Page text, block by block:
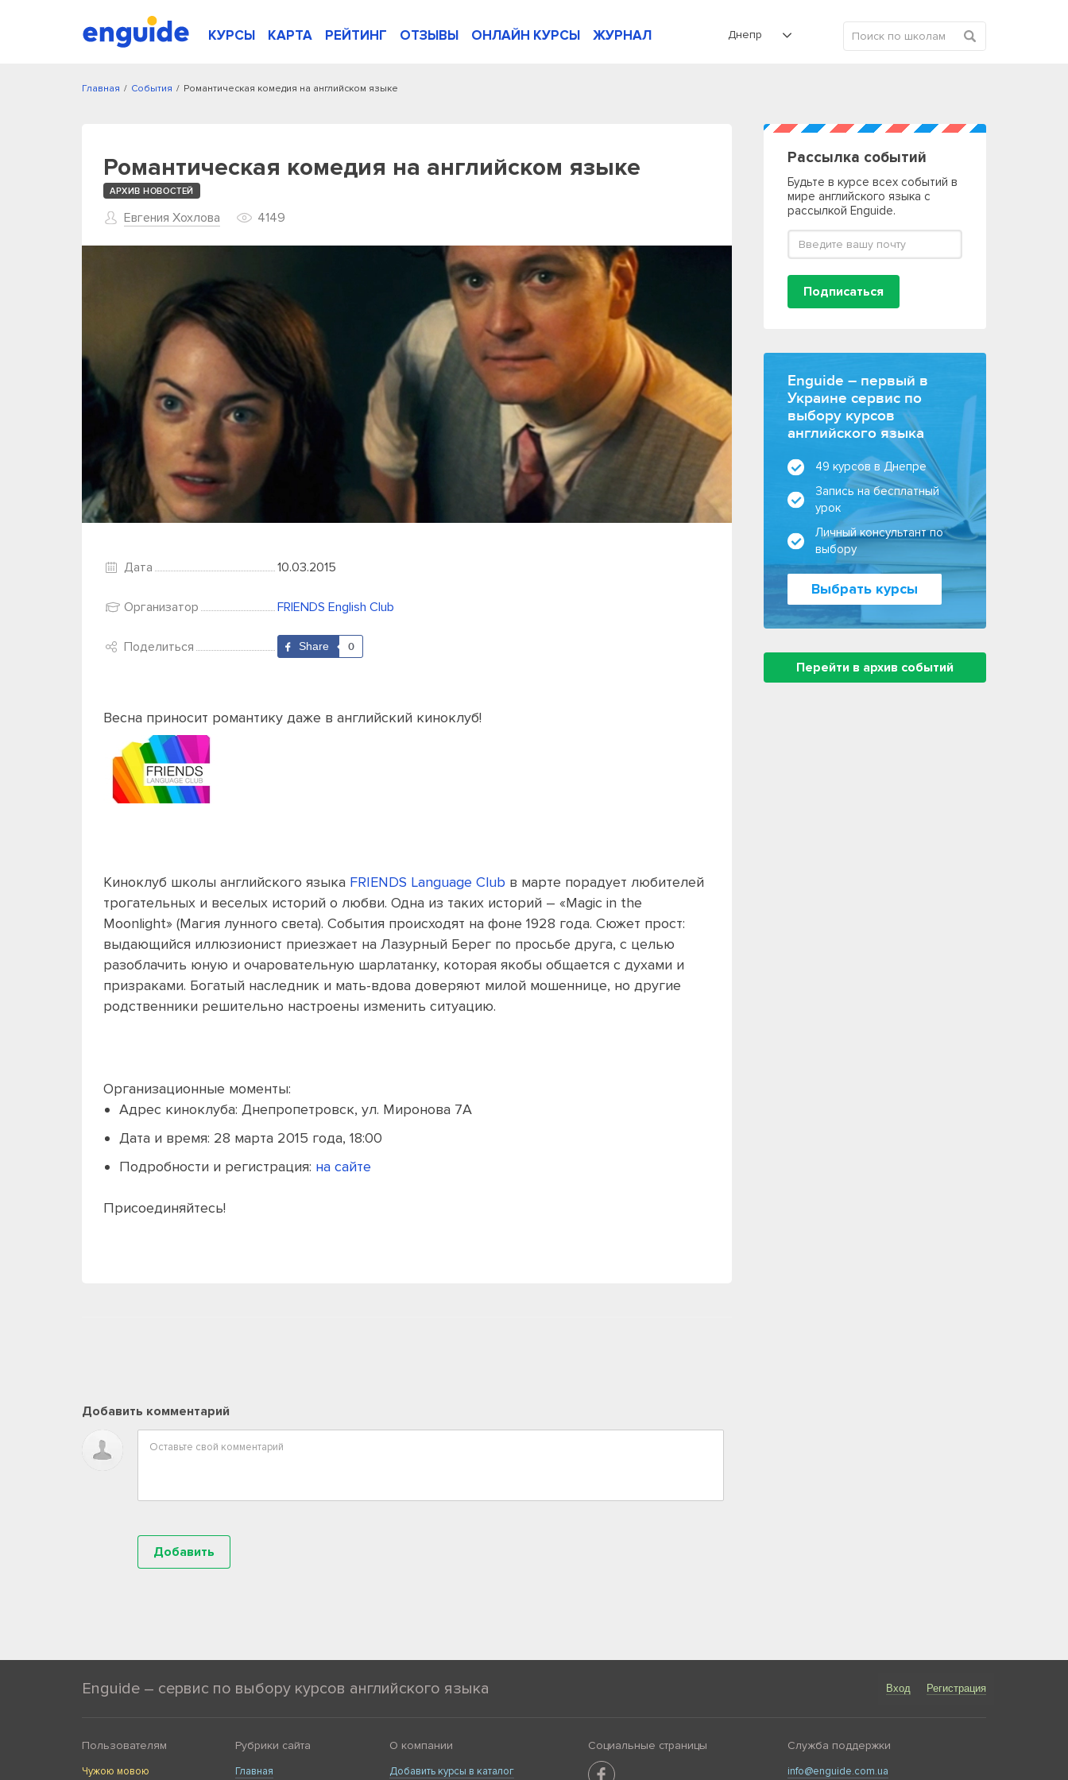
КУРСЫ КАРТА РЕЙТИНГ ОТЗЫВЫ ОНЛАЙН КУРСЫ ЖУРНАЛ Днепр
/
Главная /
События Романтическая комедия на английском языке
Романтическая комедия на английском языке
АРХИВ НОВОСТЕЙ
Евгения Хохлова 4149
Дата 10.03.2015
Организатор FRIENDS English Club
Поделиться Share 0
Весна приносит романтику даже в английский киноклуб!
Киноклуб школы английского языка FRIENDS Language Club в марте порадует любителей
трогательных и веселых историй о любви. Одна из таких историй – «Magic in the
Moonlight» (Магия лунного света). События происходят на фоне 1928 года. Сюжет прост:
выдающийся иллюзионист приезжает на Лазурный Берег по просьбе друга, с целью
разоблачить юную и очаровательную шарлатанку, которая якобы общается с духами и
призраками. Богатый наследник и мать-вдова доверяют милой мошеннице, но другие
родственники решительно настроены изменить ситуацию.
Организационные моменты:
Адрес киноклуба: Днепропетровск, ул. Миронова 7А
Дата и время: 28 марта 2015 года, 18:00
Подробности и регистрация: на сайте
Присоединяйтесь!
Добавить комментарий
Рассылка событий
Будьте в курсе всех событий в
мире английского языка с
рассылкой Enguide.
Подписаться
Enguide – первый в
Украине сервис по
выбору курсов
английского языка
49 курсов в Днепре
Запись на бесплатный
урок
Личный консультант по
выбору
Выбрать курсы
Перейти в архив событий
Enguide – сервис по выбору курсов английского языка Вход Регистрация
Пользователям
Чужою мовою
Рубрики сайта
Главная
О компании
Добавить курсы в каталог
Социальные страницы Служба поддержки
info@enguide.com.ua